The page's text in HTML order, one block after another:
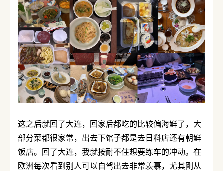
这之后就回了大连，回家后都吃的比较偏海鲜了，大
部分菜都很家常，出去下馆子都是去日料店还有朝鲜
饭店。回了大连，我就按耐不住想要练车的冲动。在
欧洲每次看到别人可以自驾出去非常羡慕，尤其刚从